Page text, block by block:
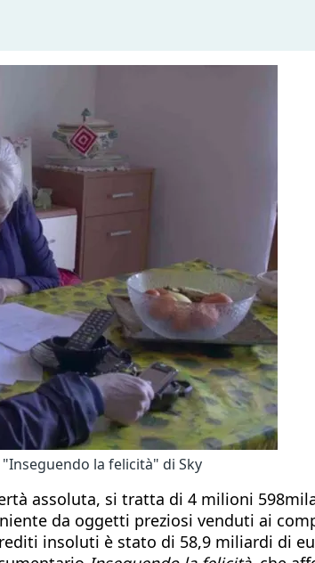
la felicità" di Sky
assoluta, si tratta di 4 milioni
da oggetti preziosi venduti ai
insoluti è stato di 58,9 miliardi di